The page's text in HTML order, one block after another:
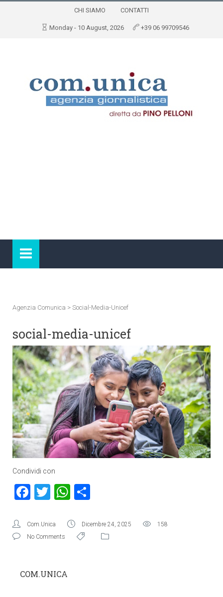
CHI SIAMO CONTATTI
Monday - 10 August, 2026 +39 06 99709546
Agenzia Comunica > Social-Media-Unicef
social-media-unicef
Condividi con
Facebook
TwitterWhatsApp
Com.Unica Dicembre 24, 2025
158
No Comments
COM.UNICA